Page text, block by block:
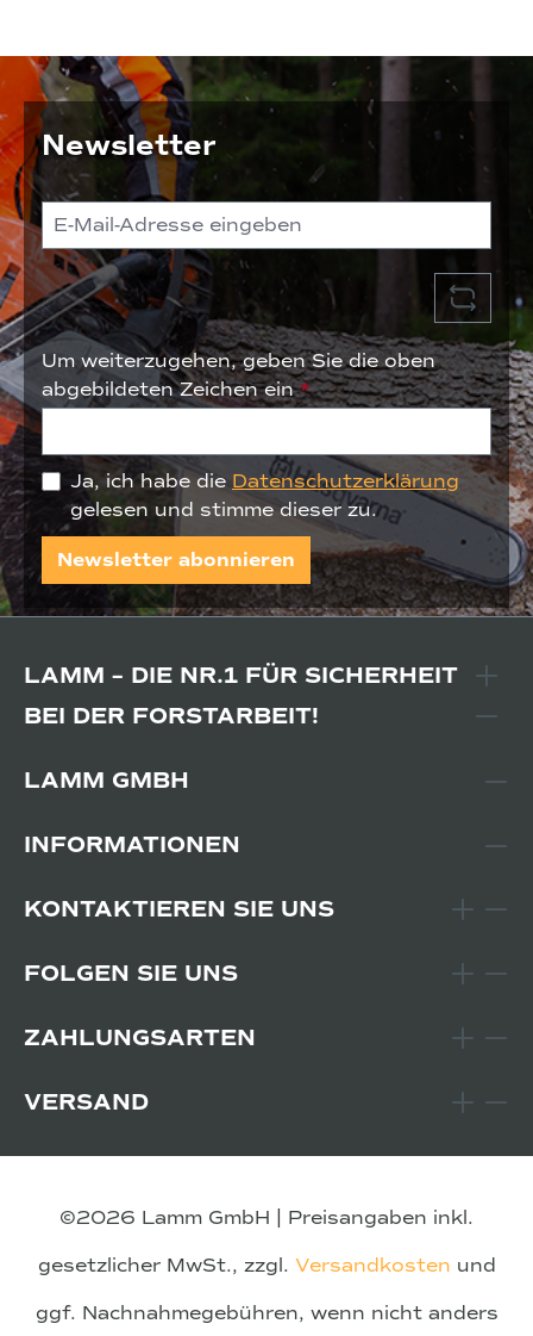
Newsletter
Um weiterzugehen, geben Sie die oben
abgebildeten Zeichen ein*
Ja, ich habe die Datenschutzerklärung
gelesen und stimme dieser zu.
Newsletter abonnieren
LAMM – DIE NR.1 FÜR SICHERHEIT
BEI DER FORSTARBEIT!
LAMM GMBH
INFORMATIONEN
KONTAKTIEREN SIE UNS
FOLGEN SIE UNS
ZAHLUNGSARTEN
VERSAND
©2026 Lamm GmbH | Preisangaben inkl.
gesetzlicher MwSt., zzgl. Versandkosten und
ggf. Nachnahmegebühren, wenn nicht anders